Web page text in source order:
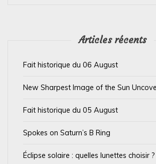
Articles récents
Fait historique du 06 August
New Sharpest Image of the Sun
Fait historique du 05 August
Spokes on Saturn’s B Ring
Éclipse solaire : quelles lunettes choisir ?